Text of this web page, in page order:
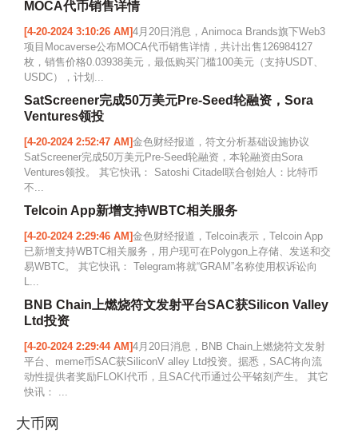
MOCA代币销售详情
[4-20-2024 3:10:26 AM]4月20日消息，Animoca Brands旗下Web3
项目Mocaverse公布MOCA代币销售详情，共计出售126984127
枚，销售价格0.03938美元，最低购买门槛100美元（支持USDT、
USDC），计划...
SatScreener完成50万美元Pre-Seed轮融资，Sora
Ventures领投
[4-20-2024 2:52:47 AM]金色财经报道，符文分析基础设施协议
SatScreener完成50万美元Pre-Seed轮融资，本轮融资由Sora
Ventures领投。 其它快讯： Satoshi Citadel联合创始人：比特币
不...
Telcoin App新增支持WBTC相关服务
[4-20-2024 2:29:46 AM]金色财经报道，Telcoin表示，Telcoin App
已新增支持WBTC相关服务，用户现可在Polygon上存储、发送和交
易WBTC。 其它快讯： Telegram将就“GRAM”名称使用权诉讼向
L...
BNB Chain上燃烧符文发射平台SAC获Silicon Valley
Ltd投资
[4-20-2024 2:29:44 AM]4月20日消息，BNB Chain上燃烧符文发射
平台、meme币SAC获SiliconV alley Ltd投资。据悉，SAC将向流
动性提供者奖励FLOKI代币，且SAC代币通过公平铭刻产生。 其它
快讯： ...
大币网